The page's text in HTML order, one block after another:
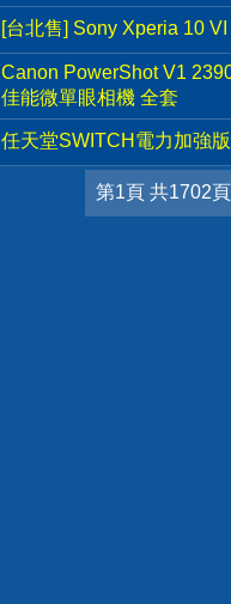
[台北售] Sony Xperia 10
Canon PowerShot V1
佳能微單眼相機 全套
任天堂SWITCH電力加強
第1頁 共1702頁